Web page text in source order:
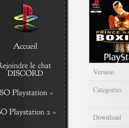
Version
Categories
Download